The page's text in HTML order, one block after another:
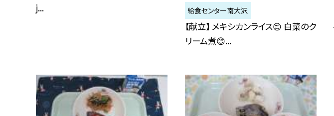
j...
給食センター南大沢
【献立】 メキシカンライス😊 白菜のク
リーム煮😊...